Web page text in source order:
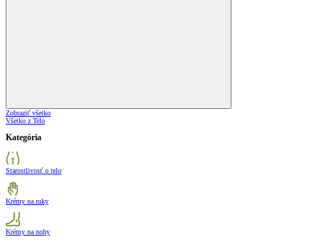
Zobraziť všetko
Všetko z Telo
Kategória
Starostlivosť o telo
Krémy na ruky
Krémy na nohy